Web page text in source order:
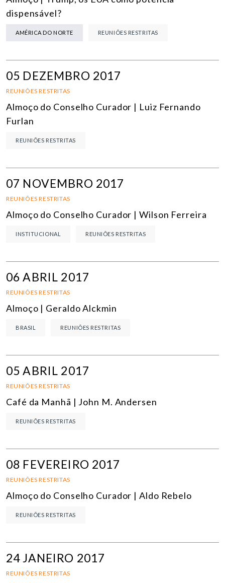
dispensável?
AMÉRICA DO NORTE REUNIÕES RESTRITAS
05 DEZEMBRO 2017
REUNIÕES RESTRITAS
Almoço do Conselho Curador | Luiz Fernando
Furlan
REUNIÕES RESTRITAS
07 NOVEMBRO 2017
REUNIÕES RESTRITAS
Almoço do Conselho Curador | Wilson Ferreira
INSTITUCIONAL REUNIÕES RESTRITAS
06 ABRIL 2017
REUNIÕES RESTRITAS
Almoço | Geraldo Alckmin
BRASIL REUNIÕES RESTRITAS
05 ABRIL 2017
REUNIÕES RESTRITAS
Café da Manhã | John M. Andersen
REUNIÕES RESTRITAS
08 FEVEREIRO 2017
REUNIÕES RESTRITAS
Almoço do Conselho Curador | Aldo Rebelo
REUNIÕES RESTRITAS
24 JANEIRO 2017
REUNIÕES RESTRITAS